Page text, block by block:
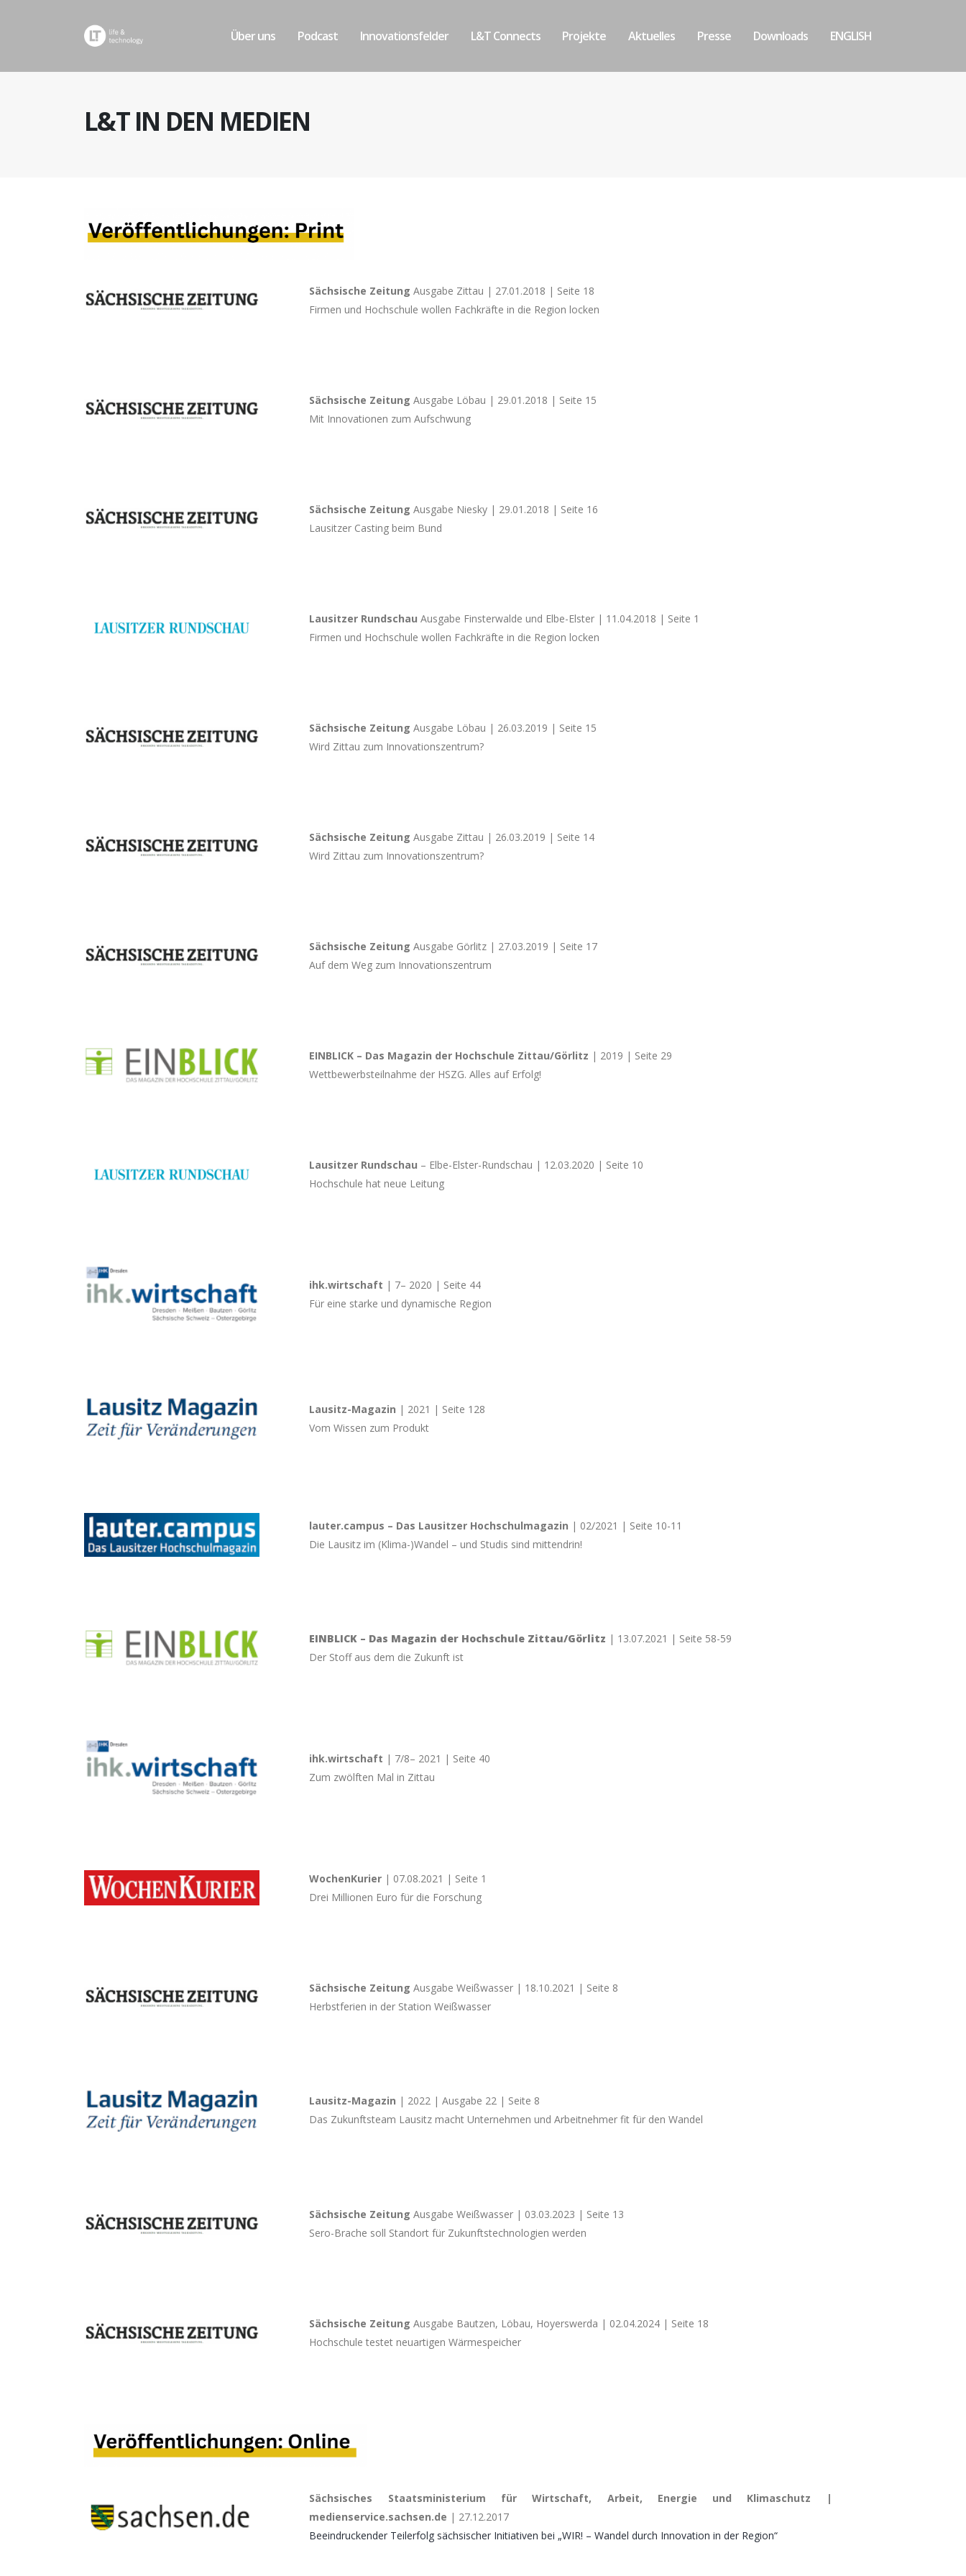
Über uns Podcast Innovationsfelder L&T Connects Projekte Aktuelles Presse Downloads ENGLISH
L&T IN DEN MEDIEN
Sächsische Zeitung Ausgabe Zittau | 27.01.2018 | Seite 18
Firmen und Hochschule wollen Fachkräfte in die Region locken
Sächsische Zeitung Ausgabe Löbau | 29.01.2018 | Seite 15
Mit Innovationen zum Aufschwung
Sächsische Zeitung Ausgabe Niesky | 29.01.2018 | Seite 16
Lausitzer Casting beim Bund
Lausitzer Rundschau Ausgabe Finsterwalde und Elbe-Elster | 11.04.2018 | Seite 1
Firmen und Hochschule wollen Fachkräfte in die Region locken
Sächsische Zeitung Ausgabe Löbau | 26.03.2019 | Seite 15
Wird Zittau zum Innovationszentrum?
Sächsische Zeitung Ausgabe Zittau | 26.03.2019 | Seite 14
Wird Zittau zum Innovationszentrum?
Sächsische Zeitung Ausgabe Görlitz | 27.03.2019 | Seite 17
Auf dem Weg zum Innovationszentrum
EINBLICK – Das Magazin der Hochschule Zittau/Görlitz | 2019 | Seite 29
Wettbewerbsteilnahme der HSZG. Alles auf Erfolg!
Lausitzer Rundschau – Elbe-Elster-Rundschau | 12.03.2020 | Seite 10
Hochschule hat neue Leitung
ihk.wirtschaft | 7– 2020 | Seite 44
Für eine starke und dynamische Region
Lausitz-Magazin | 2021 | Seite 128
Vom Wissen zum Produkt
lauter.campus – Das Lausitzer Hochschulmagazin | 02/2021 | Seite 10-11
Die Lausitz im (Klima-)Wandel – und Studis sind mittendrin!
EINBLICK – Das Magazin der Hochschule Zittau/Görlitz | 13.07.2021 | Seite 58-59
Der Stoff aus dem die Zukunft ist
ihk.wirtschaft | 7/8– 2021 | Seite 40
Zum zwölften Mal in Zittau
WochenKurier | 07.08.2021 | Seite 1
Drei Millionen Euro für die Forschung
Sächsische Zeitung Ausgabe Weißwasser | 18.10.2021 | Seite 8
Herbstferien in der Station Weißwasser
Lausitz-Magazin | 2022 | Ausgabe 22 | Seite 8
Das Zukunftsteam Lausitz macht Unternehmen und Arbeitnehmer fit für den Wandel
Sächsische Zeitung Ausgabe Weißwasser | 03.03.2023 | Seite 13
Sero-Brache soll Standort für Zukunftstechnologien werden
Sächsische Zeitung Ausgabe Bautzen, Löbau, Hoyerswerda | 02.04.2024 | Seite 18
Hochschule testet neuartigen Wärmespeicher
Sächsisches Staatsministerium für Wirtschaft, Arbeit, Energie und Klimaschutz |
medienservice.sachsen.de | 27.12.2017
Beeindruckender Teilerfolg sächsischer Initiativen bei „WIR! – Wandel durch Innovation in der Region“